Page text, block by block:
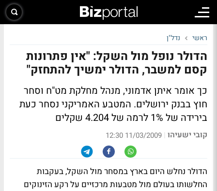
ראשי נדל"ן
הדולר נופל מול השקל: "אין פתרונות
קסם למשבר, הדולר ימשיך להתחזק"
כך אומר איתן אדמוני, מנהל מחלקת מט"ח וסחר
חוץ בבנק ירושלים. המטבע האמריקני נסחר כעת
בירידה של 1% לרמה של 4.204 שקלים
קובי ישעיהו |
11/03/2009 12:30
הדולר נחלש היום בארץ במסחר מול השקל, בעקבות
החלשותו בעולם מול מטבעות מרכזיים על רקע הזינוקים